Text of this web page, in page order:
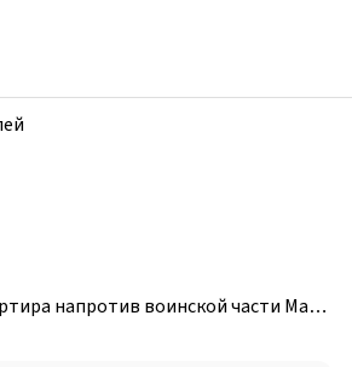
напротив воинской части Марг